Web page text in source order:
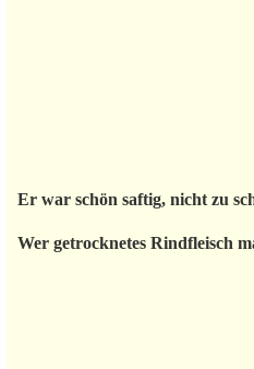
Er war schön saftig, nicht zu
Wer getrocknetes Rindfleisch